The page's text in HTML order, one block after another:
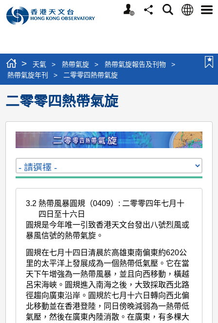
個
分
搜
語
選
> 天氣 > 熱帶氣旋 > 熱帶氣旋報告及刊物
>
熱帶氣旋年刊
> 二零零四熱帶氣旋
二零零四熱帶氣旋
3.2熱帶風暴圓規（0409）: 二零零四年七月十
四日至十六日
圓規是今年唯一引致香港天文台發出八號烈風或
暴風信號的熱帶氣旋。
圓規在七月十四日清晨於高雄東南偏東約620公
里的太平洋上發展成為一個熱帶低氣壓。它在當
天下午增強為一熱帶風暴，並且向西移動，橫越
呂宋海峽。圓規進入南海之後，大致採取西北路
徑趨向廣東沿岸。圓規於七月十六日轉向西北偏
北移動並在香港登陸，同日傍晚減弱為一熱帶低
氣壓，然後在廣東內陸消散。在廣東，有多棵大